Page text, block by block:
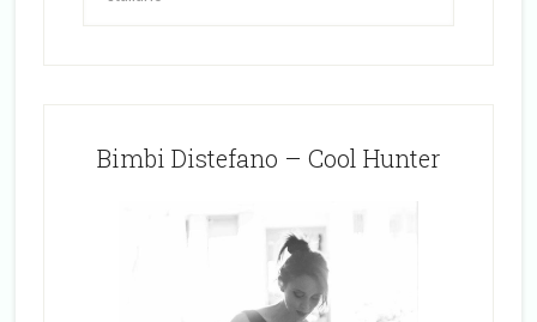
Bimbi Distefano – Cool Hunter